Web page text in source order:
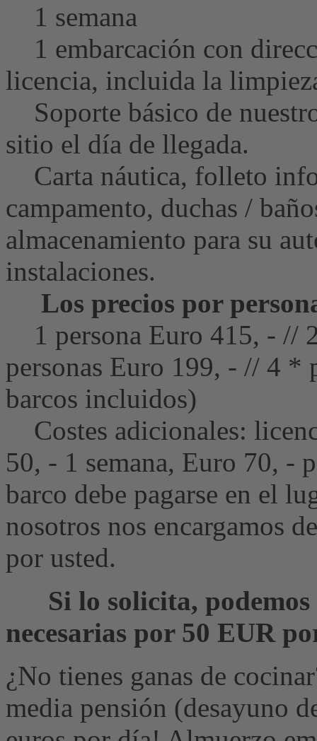
1 semana
1 embarcación con
licencia, incluida la
Soporte básico de
sitio el día de llegada.
Carta náutica, folleto
campamento, duchas /
almacenamiento para su
instalaciones.
Los precios por
1 persona Euro 415, - //
personas Euro 199, - // 4 *
barcos incluidos)
Costes adicionales:
50, - 1 semana, Euro 70, -
barco debe pagarse en el
nosotros nos encargamos
por usted.
Si lo solicita,
necesarias por 50 EUR
¿No tienes ganas de
media pensión (desayuno